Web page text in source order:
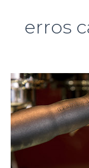
erros
Os
5
maiores
erros
dos
estabelecimentos
que
servem
café.